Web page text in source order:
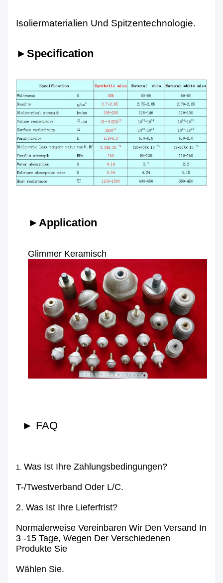
Isoliermaterialien Und Spitzentechnologie.
►Specification
►Application
Glimmer Keramisch
► FAQ
1. Was Ist Ihre Zahlungsbedingungen?
T-/Twestverband Oder L/C.
2. Was Ist Ihre Lieferfrist?
Normalerweise Vereinbaren Wir Den Versand In
3 -15 Tage, Wegen Der Verschiedenen
Produkte Sie
Wählen Sie.